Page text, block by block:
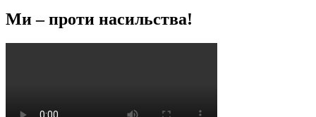
Ми – проти насильства!